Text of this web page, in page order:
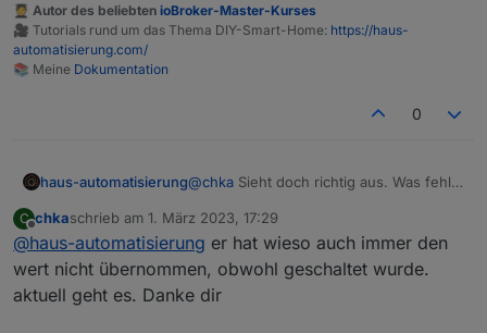
  'bms_emsStatus.minDsgSoc',
  'inv.cfgAcEnabled'
on({ id: `${prefix}.inv.cfgAcEnabled`,
  const newVal = obj.state.val;
    if (newVal >= 0 && newVal <= 1) {
    setAcOutput(newVal);
await setStateAsync(obj.id, { val:
Geschaltet wird es, aktuell aktualisiert sich der Wert von
inv.cfgAcEnabled nur noch nicht.
🧑‍🎓 Autor des beliebten ioBroker-Master-Kurses
🎥 Tutorials rund um das Thema DIY-Smart-Home: https://haus-
automatisierung.com/
📚 Meine Dokumentation
0
haus-automatisierung@chka Sieht doch richtig aus. Was fehlt
bestätigt.
C
Offline
chkaschrieb am 1. März 2023, 17:29
zuletzt editiert von
@haus-automatisierung er hat wieso auch immer den
wert nicht übernommen, obwohl geschaltet wurde.
aktuell geht es. Danke dir